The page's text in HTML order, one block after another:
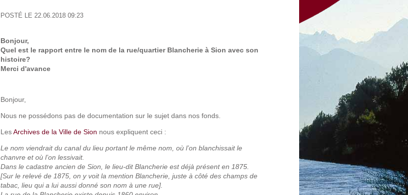
POSTÉ LE 22.06.2018 09:23
Bonjour,
Quel est le rapport entre le nom de la rue/quartier Blancherie à Sion avec son
histoire?
Merci d'avance
Bonjour,
Nous ne possédons pas de documentation sur le sujet dans nos fonds.
LesArchives de la Ville de Sion nous expliquent ceci :
Le nom viendrait du canal du lieu portant le même nom, où l’on blanchissait le
chanvre et où l’on lessivait.
Dans le cadastre ancien de Sion, le lieu-dit Blancherie est déjà présent en 1875.
[Sur le relevé de 1875, on y voit la mention Blancherie, juste à côté des champs de
tabac, lieu qui a lui aussi donné son nom à une rue].